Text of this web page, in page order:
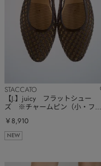
STACCATO
【J.】juicy フラットシュー
ズ ※チャームピン（小・フリ
￥8,910
NEW